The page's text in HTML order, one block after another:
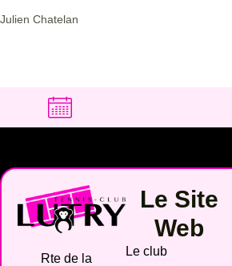
Julien Chatelan
Rte de la
Le Site
Web
Le club